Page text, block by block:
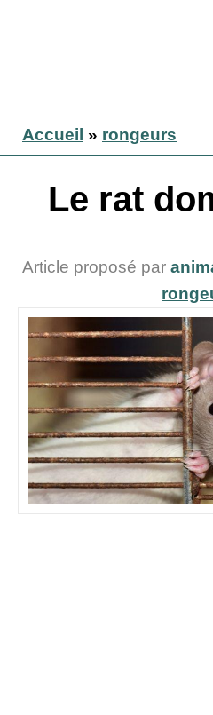
Accueil » rongeurs
Le rat
Article proposé par